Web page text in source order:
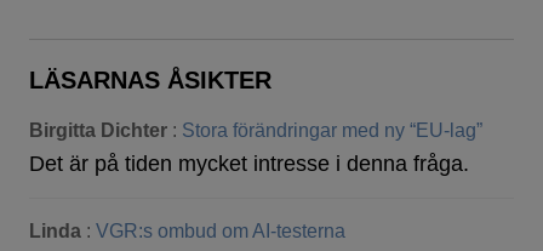
LÄSARNAS ÅSIKTER
Birgitta Dichter : Stora förändringar med ny “EU-lag”
Det är på tiden mycket intresse i denna fråga.
Linda : VGR:s ombud om AI-testerna